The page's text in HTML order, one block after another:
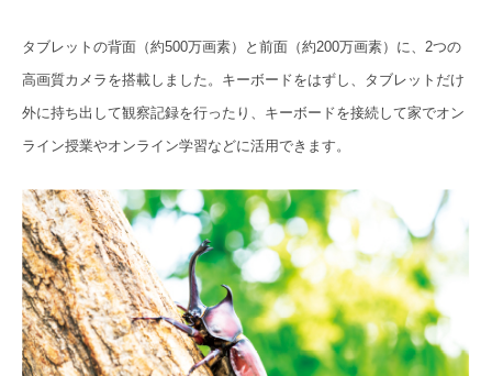
タブレットの背面（約500万画素）と前面（約200万画素）に、2つの
高画質カメラを搭載しました。キーボードをはずし、タブレットだけ
外に持ち出して観察記録を行ったり、キーボードを接続して家でオン
ライン授業やオンライン学習などに活用できます。